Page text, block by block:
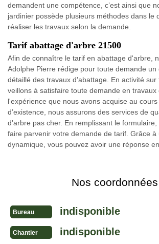
demandent une compétence, c’est ainsi que
jardinier possède plusieurs méthodes dans le
réaliser les travaux selon la demande.
Tarif abattage d'arbre 21500
Afin de connaître le tarif en abattage d'arbre,
Adolphe Pierre rédige pour toute demande un
détaillé des travaux d'abattage. En activité
veillons à satisfaire toute demande en travaux
l'expérience que nous avons acquise au
d’existence, nous assurons des services de
d'arbre pas cher. En remplissant le
faire parvenir votre demande de tarif. Grâce à
dynamique, vous pouvez avoir une réponse
Nos coordonnées
Bureau indisponible
Chantier indisponible